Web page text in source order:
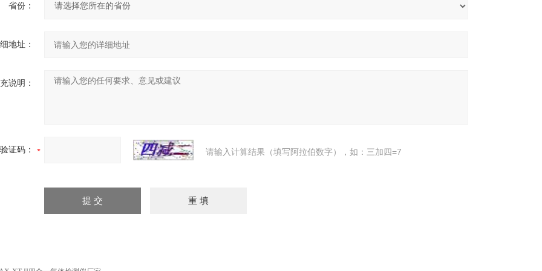
省份：
地址：
说明：
验证码： 请输入计算结果（填写阿拉伯数字），如：三加四=7